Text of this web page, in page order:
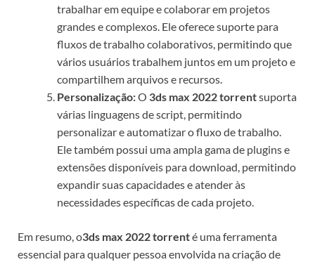
trabalhar em equipe e colaborar em projetos
grandes e complexos. Ele oferece suporte para
fluxos de trabalho colaborativos, permitindo que
vários usuários trabalhem juntos em um projeto e
compartilhem arquivos e recursos.
Personalização:O 3ds max 2022 torrentsuporta
várias linguagens de script, permitindo
personalizar e automatizar o fluxo de trabalho.
Ele também possui uma ampla gama de plugins e
extensões disponíveis para download, permitindo
expandir suas capacidades e atender às
necessidades específicas de cada projeto.
Em resumo, o3ds max 2022 torrenté uma ferramenta
essencial para qualquer pessoa envolvida na criação de